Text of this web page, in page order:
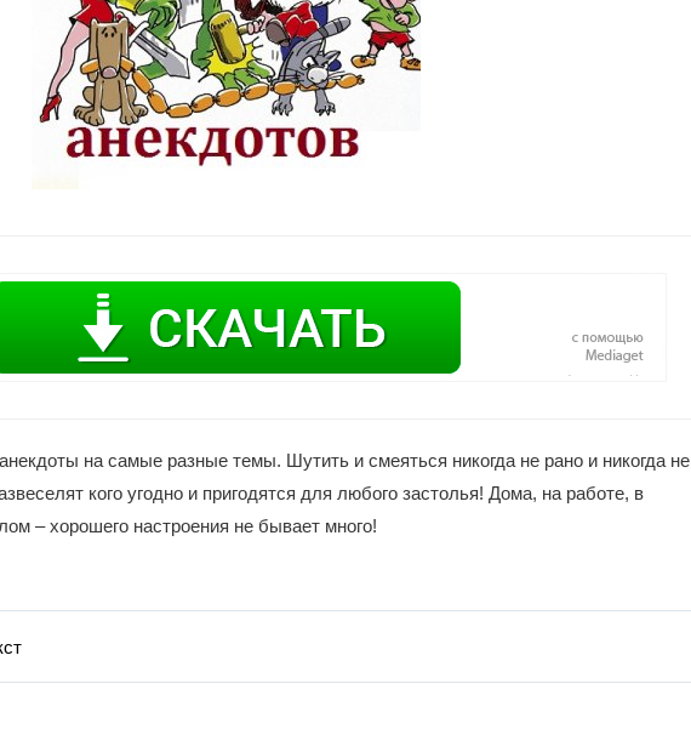
на самые разные темы. Шутить и смеяться никогда не рано и никогда не
кого угодно и пригодятся для любого застолья! Дома, на работе, в
– хорошего настроения не бывает много!